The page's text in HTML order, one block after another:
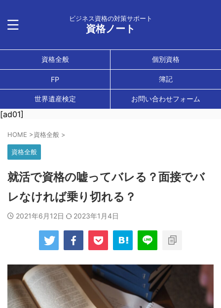
ビジネス資格の対策サポート
資格ノート
資格全般 個別資格
FP 簿記
世界遺産検定 お問い合わせフォーム
[ad01]
HOME >資格全般 >
資格全般
就活で資格の嘘ってバレる？面接でバ
レなければ乗り切れる？
2021年6月12日 2023年1月4日